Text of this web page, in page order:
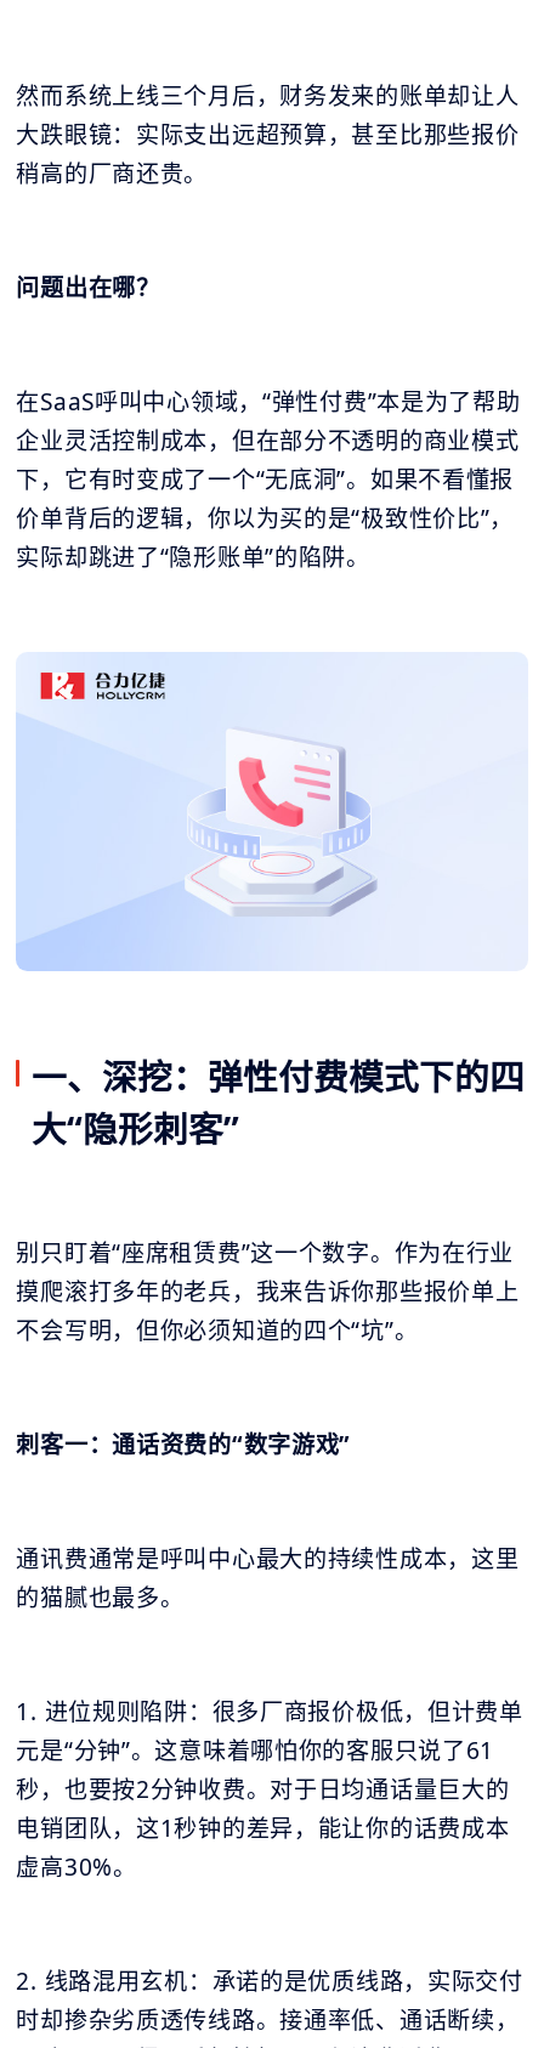
然而系统上线三个月后，财务发来的账单却让人
大跌眼镜：实际支出远超预算，甚至比那些报价
稍高的厂商还贵。
问题出在哪？
在SaaS呼叫中心领域，“弹性付费”本是为了帮助
企业灵活控制成本，但在部分不透明的商业模式
下，它有时变成了一个“无底洞”。如果不看懂报
价单背后的逻辑，你以为买的是“极致性价比”，
实际却跳进了“隐形账单”的陷阱。
一、深挖：弹性付费模式下的四
大“隐形刺客”
别只盯着“座席租赁费”这一个数字。作为在行业
摸爬滚打多年的老兵，我来告诉你那些报价单上
不会写明，但你必须知道的四个“坑”。
刺客一：通话资费的“数字游戏”
通讯费通常是呼叫中心最大的持续性成本，这里
的猫腻也最多。
1. 进位规则陷阱：很多厂商报价极低，但计费单
元是“分钟”。这意味着哪怕你的客服只说了61
秒，也要按2分钟收费。对于日均通话量巨大的
电销团队，这1秒钟的差异，能让你的话费成本
虚高30%。
2. 线路混用玄机：承诺的是优质线路，实际交付
时却掺杂劣质透传线路。接通率低、通话断续，